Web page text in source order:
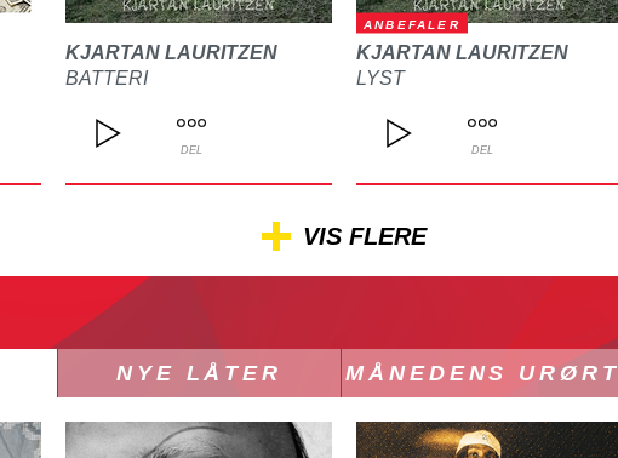
KJARTAN LAURITZEN
BATTERI
DEL
ANBEFALER
KJARTAN LAURITZEN
LYST
DEL
VIS FLERE
NYE LÅTER MÅNEDENS URØRT